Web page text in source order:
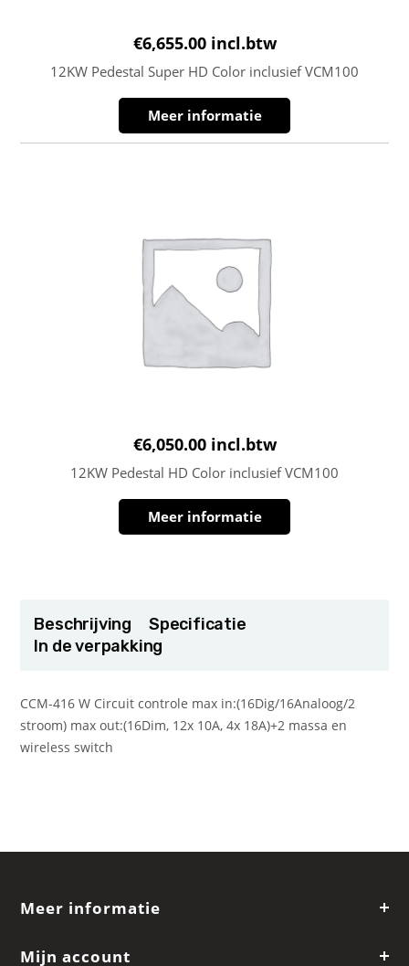
€6,655.00 incl.btw
12KW Pedestal Super HD Color inclusief VCM100
Meer informatie
€6,050.00 incl.btw
12KW Pedestal HD Color inclusief VCM100
Meer informatie
Beschrijving
Specificatie
In de verpakking
CCM-416 W Circuit controle max in:(16Dig/16Analoog/2
stroom) max out:(16Dim, 12x 10A, 4x 18A)+2 massa en
wireless switch
Meer informatie
Mijn account